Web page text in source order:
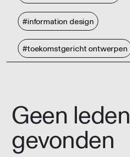
#information design
#toekomstgericht ontwerpen
Geen leden
gevonden